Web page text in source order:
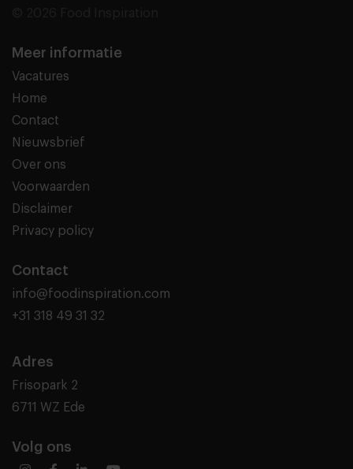
Meer informatie
Vacatures
Home
Contact
Nieuwsbrief
Over ons
Voorwaarden
Disclaimer
Privacy policy
Contact
info@foodinspiration.com
+31 318 49 31 32
Adres
Frisopark 2
6711 WZ Ede
Volg ons